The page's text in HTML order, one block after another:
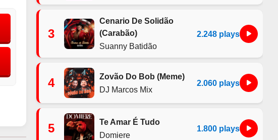
3
Cenario De Solidão
(Carabão)
Suanny Batidão
2.248 plays
4
Zovão Do Bob (Meme)
DJ Marcos Mix
2.060 plays
5
Te Amar É Tudo
Domiere
1.800 plays